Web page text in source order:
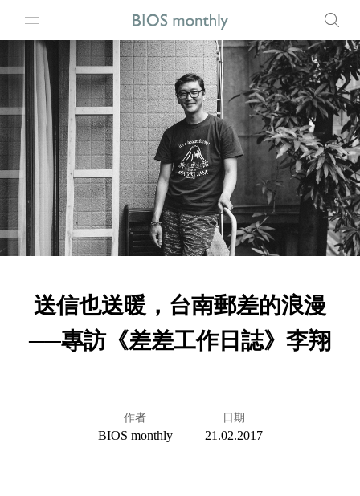
送信也送暖，台南郵差的浪漫
──專訪《差差工作日誌》李翔
作者
BIOS monthly
日期
21.02.2017